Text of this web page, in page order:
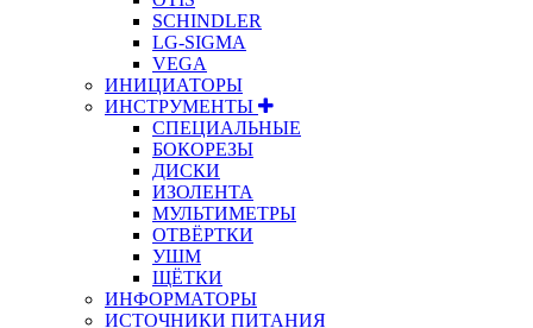
SCHINDLER
LG-SIGMA
VEGA
ИНИЦИАТОРЫ
ИНСТРУМЕНТЫ
СПЕЦИАЛЬНЫЕ
БОКОРЕЗЫ
ДИСКИ
ИЗОЛЕНТА
МУЛЬТИМЕТРЫ
ОТВЁРТКИ
УШМ
ЩЁТКИ
ИНФОРМАТОРЫ
ИСТОЧНИКИ ПИТАНИЯ